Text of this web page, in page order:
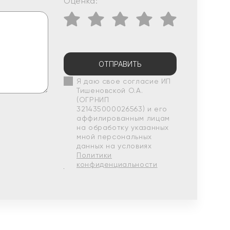
ОТПРАВИТЬ
Я даю свое согласие ИП
Тишеновской О.А.
(ОГРНИП
321435000026563) и его
аффилированным лицам
на обработку указанных
мной персональных
данных на условиях
Политики
конфиденциальности